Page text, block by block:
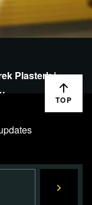
Plasterk |
TOP